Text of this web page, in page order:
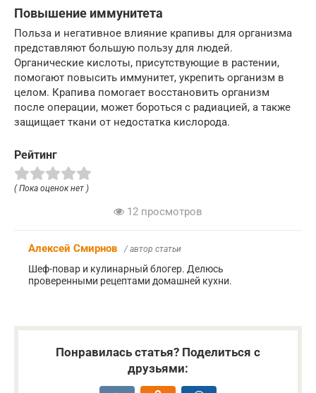
Повышение иммунитета
Польза и негативное влияние крапивы для организма
представляют большую пользу для людей.
Органические кислоты, присутствующие в растении,
помогают повысить иммунитет, укрепить организм в
целом. Крапива помогает восстановить организм
после операции, может бороться с радиацией, а также
защищает ткани от недостатка кислорода.
Рейтинг
( Пока оценок нет )
12 просмотров
Алексей Смирнов / автор статьи
Шеф-повар и кулинарный блогер. Делюсь
проверенными рецептами домашней кухни.
Понравилась статья? Поделиться с
друзьями: